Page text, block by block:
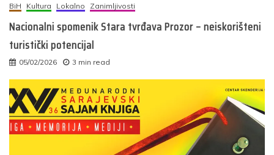
BiH Kultura Lokalno Zanimljivosti
Nacionalni spomenik Stara tvrđava Prozor – neiskorišteni
turistički potencijal
05/02/2026 3 min read